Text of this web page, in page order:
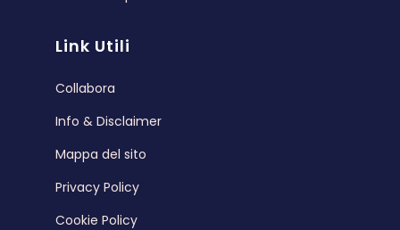
Link Utili
Collabora
Info & Disclaimer
Mappa del sito
Privacy Policy
Cookie Policy